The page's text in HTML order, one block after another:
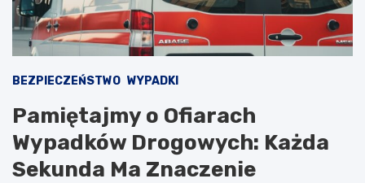
BEZPIECZEŃSTWO WYPADKI
Pamiętajmy o Ofiarach
Wypadków Drogowych: Każda
Sekunda Ma Znaczenie